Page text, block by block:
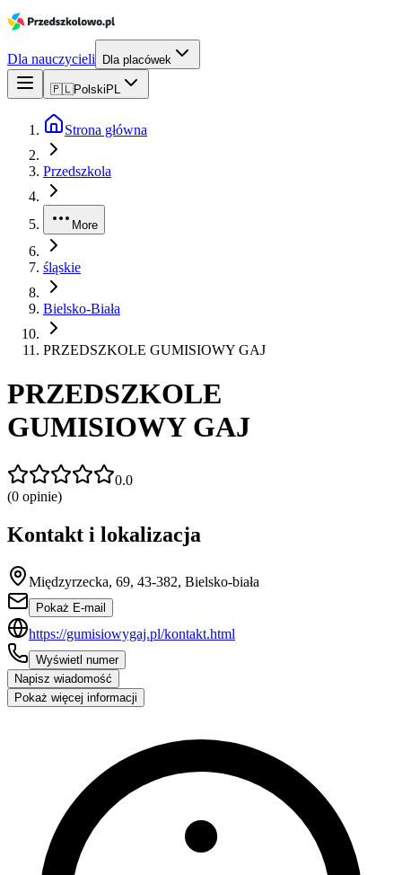
Dla nauczycieli Dla placówek
🇵🇱Polski PL
Strona główna
Przedszkola
More
śląskie
Bielsko-Biała
PRZEDSZKOLE GUMISIOWY GAJ
PRZEDSZKOLE
GUMISIOWY GAJ
0.0
(0 opinie)
Kontakt i lokalizacja
Międzyrzecka, 69, 43-382, Bielsko-biała
Pokaż E-mail
https://gumisiowygaj.pl/kontakt.html
Wyświetl numer
Napisz wiadomość
Pokaż więcej informacji